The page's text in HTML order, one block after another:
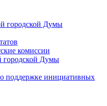
городской Думы
комиссии
городской Думы
поддержке инициативных